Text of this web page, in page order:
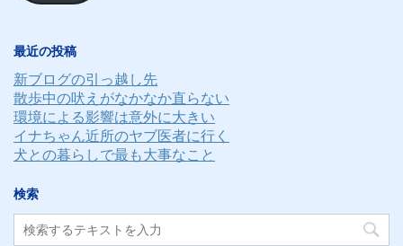
ス
最近の投稿
新ブログの引っ越し先
散歩中の吠えがなかなか直らない
環境による影響は意外に大きい
イナちゃん近所のヤブ医者に行く
犬との暮らしで最も大事なこと
検索